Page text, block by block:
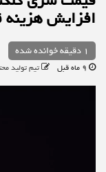
افزایش هزینه
1 دقیقه خوانده شده
تیم تولید